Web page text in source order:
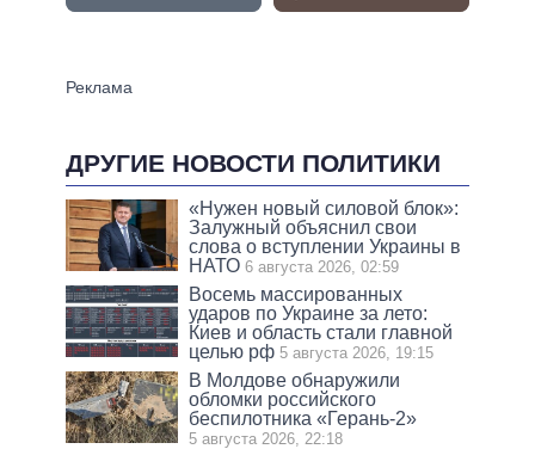
ДРУГИЕ НОВОСТИ ПОЛИТИКИ
«Нужен новый силовой блок»:
Залужный объяснил свои
слова о вступлении Украины в
НАТО 6 августа 2026, 02:59
Восемь массированных
ударов по Украине за лето:
Киев и область стали главной
целью рф 5 августа 2026, 19:15
В Молдове обнаружили
обломки российского
беспилотника «Герань-2»
5 августа 2026, 22:18